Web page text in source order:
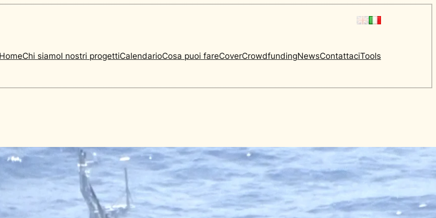
HomeChi siamoI nostri progettiCalendarioCosa puoi fareCoverCrowdfundingNewsContattaciTools